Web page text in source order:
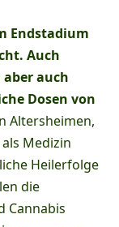
Endstadium
Auch
auch
Dosen von
Altersheimen,
Medizin
Heilerfolge
die
Cannabis